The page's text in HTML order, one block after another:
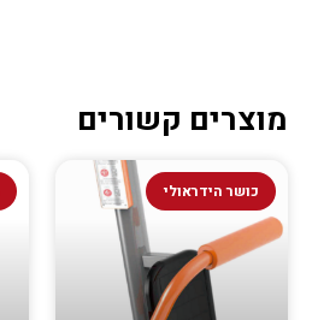
מוצרים קשורים
כושר הידראולי